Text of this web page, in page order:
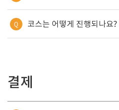
Q 코스는 어떻게 진행되나요?
결제